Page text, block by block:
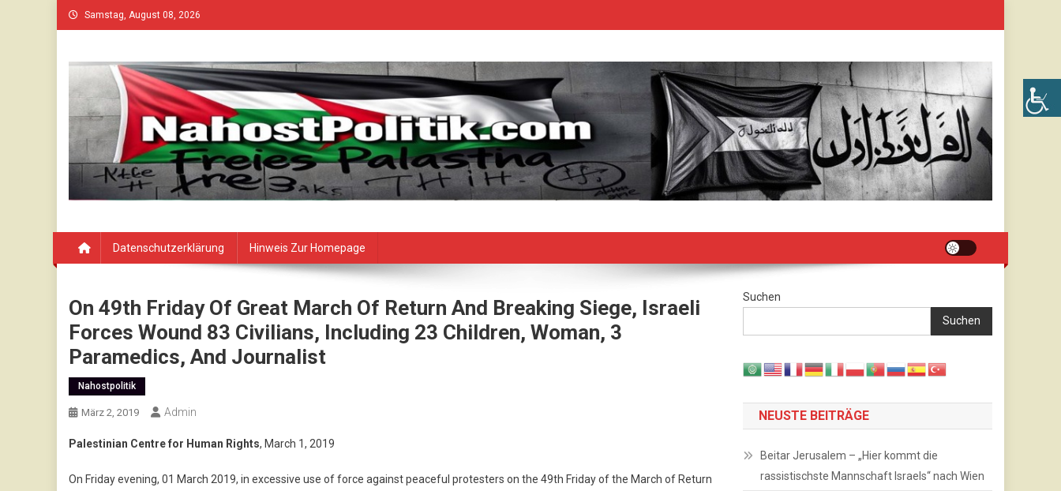
Skip
to
Samstag, August 08, 2026
Datenschutzerklärung Hinweis Zur Homepage
On 49th Friday Of Great March Of Return And Breaking Siege, Israeli
Forces Wound 83 Civilians, Including 23 Children, Woman, 3
Paramedics, And Journalist
Nahostpolitik
März 2, 2019 Admin
Palestinian Centre for Human Rights, March 1, 2019
On Friday evening, 01 March 2019, in excessive use of force against peaceful protesters on the 49th Friday of the March of Return
Suchen
Suchen
NEUSTE BEITRÄGE
Beitar Jerusalem – „Hier kommt die
rassistischste Mannschaft Israels“ nach Wien